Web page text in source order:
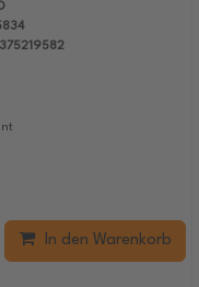
In den Warenkorb